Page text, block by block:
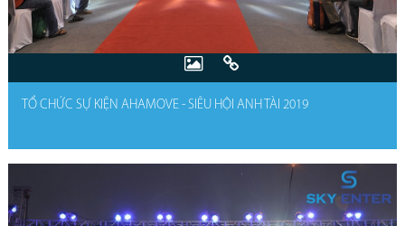
TỔ CHỨC SỰ KIỆN AHAMOVE - SIÊU HỘI ANH TÀI 2019